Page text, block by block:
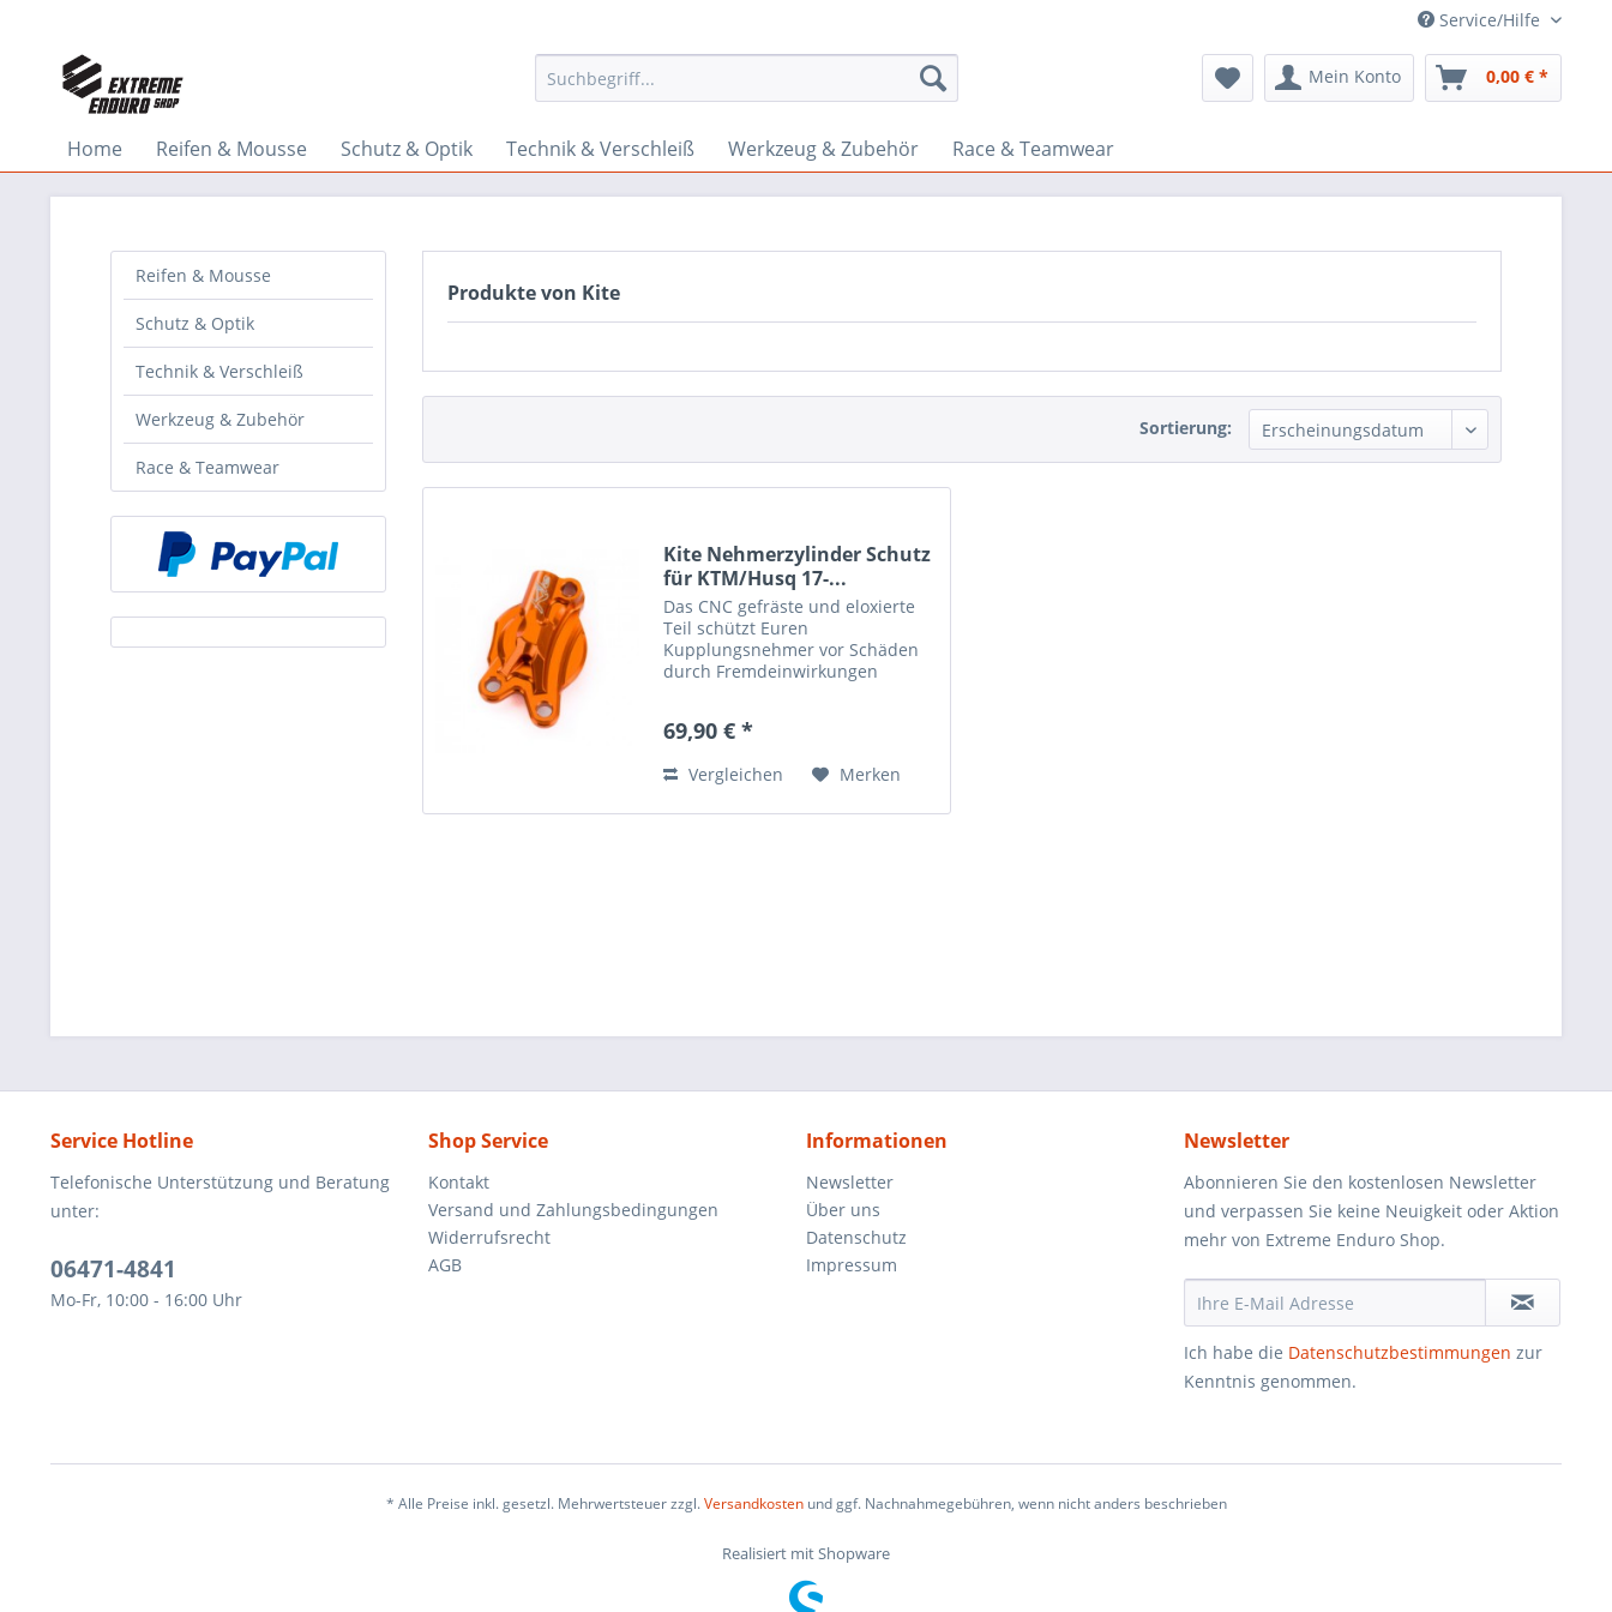
Service/Hilfe
Mein Konto 0,00 € *
Home Reifen & Mousse Schutz & Optik Technik & Verschleiß Werkzeug & Zubehör Race & Teamwear
Reifen & Mousse
Schutz & Optik
Technik & Verschleiß
Werkzeug & Zubehör
Race & Teamwear
Produkte von Kite
Sortierung:
Kite Nehmerzylinder Schutz
für KTM/Husq 17-...
Das CNC gefräste und eloxierte
Teil schützt Euren
Kupplungsnehmer vor Schäden
durch Fremdeinwirkungen
ab BJ 17-
69,90 € *
Vergleichen Merken
Service Hotline
Telefonische Unterstützung und Beratung
unter:
06471-4841
Mo-Fr, 10:00 - 16:00 Uhr
Shop Service
Kontakt
Versand und Zahlungsbedingungen
Widerrufsrecht
AGB
Informationen
Newsletter
Über uns
Datenschutz
Impressum
Newsletter
Abonnieren Sie den kostenlosen Newsletter
und verpassen Sie keine Neuigkeit oder Aktion
mehr von Extreme Enduro Shop.
Ich habe die Datenschutzbestimmungen zur
Kenntnis genommen.
* Alle Preise inkl. gesetzl. Mehrwertsteuer zzgl.Versandkostenund ggf. Nachnahmegebühren, wenn nicht anders beschrieben
Realisiert mit Shopware